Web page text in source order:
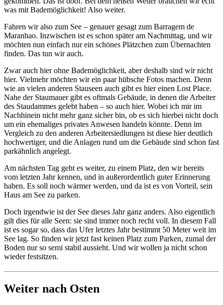
was mit Bademöglichkeit! Also weiter.
Fahren wir also zum See – genauer gesagt zum Barragem de
Maranhao. Inzwischen ist es schon später am Nachmittag, und wir
möchten nun einfach nur ein schönes Plätzchen zum Übernachten
finden. Das tun wir auch.
Zwar auch hier ohne Bademöglichkeit, aber deshalb sind wir nicht
hier. Vielmehr möchten wir ein paar hübsche Fotos machen. Denn
wie an vielen anderen Stauseen auch gibt es hier einen Lost Place.
Nahe der Staumauer gibt es oftmals Gebäude, in denen die Arbeiter
des Staudammes gelebt haben – so auch hier. Wobei ich mir im
Nachhinein nicht mehr ganz sicher bin, ob es sich hierbei nicht doch
um ein ehemaliges privates Anwesen handeln könnte. Denn im
Vergleich zu den anderen Arbeitersiedlungen ist diese hier deutlich
hochwertiger, und die Anlagen rund um die Gebäude sind schon fast
parkähnlich angelegt.
Am nächsten Tag geht es weiter, zu einem Platz, den wir bereits
vom letzten Jahr kennen, und in außerordentlich guter Erinnerung
haben. Es soll noch wärmer werden, und da ist es von Vorteil, sein
Haus am See zu parken.
Doch irgendwie ist der See dieses Jahr ganz anders. Also eigentlich
gilt dies für alle Seen: sie sind immer noch recht voll. In diesem Fall
ist es sogar so, dass das Ufer letztes Jahr bestimmt 50 Meter weit im
See lag. So finden wir jetzt fast keinen Platz zum Parken, zumal der
Boden nur so semi stabil aussieht. Und wir wollen ja nicht schon
wieder festsitzen.
Weiter nach Osten